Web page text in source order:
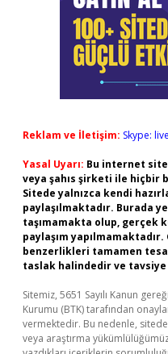
Reklam ve İletişim: Skype:
Yasal Uyarı: Bu internet
veya şahıs şirketi ile hiçbir
Sitede yalnızca kendi
paylaşılmaktadır. Burada
taşımamakta olup, gerçek
paylaşım
benzerlikleri tamamen
taslak halindedir ve
Sitemiz, 5651 Sayılı Kanun
Kurumu (BTK) tarafından
vermektedir. Bu nedenle,
veya araştırma